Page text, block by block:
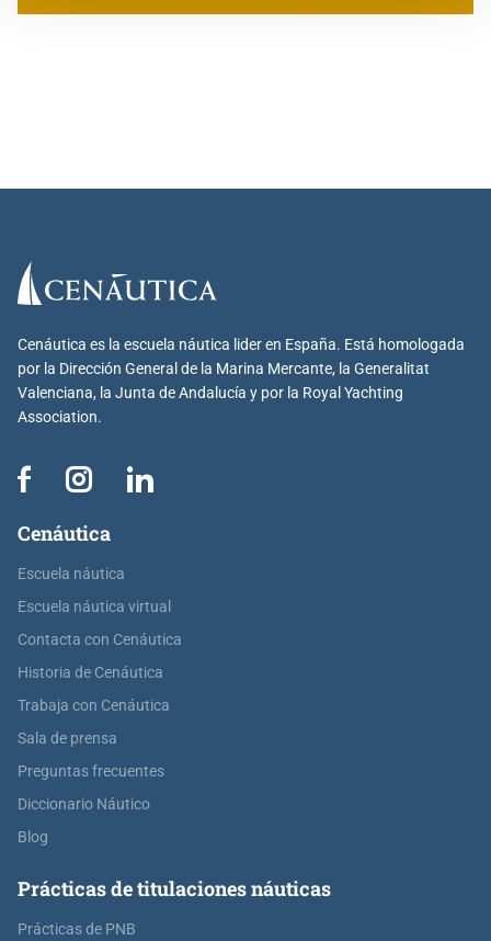
Cenáutica es la escuela náutica lider en España. Está homologada
por la Dirección General de la Marina Mercante, la Generalitat
Valenciana, la Junta de Andalucía y por la Royal Yachting
Association.
Cenáutica
Escuela náutica
Escuela náutica virtual
Contacta con Cenáutica
Historia de Cenáutica
Trabaja con Cenáutica
Sala de prensa
Preguntas frecuentes
Diccionario Náutico
Blog
Prácticas de titulaciones náuticas
Prácticas de PNB